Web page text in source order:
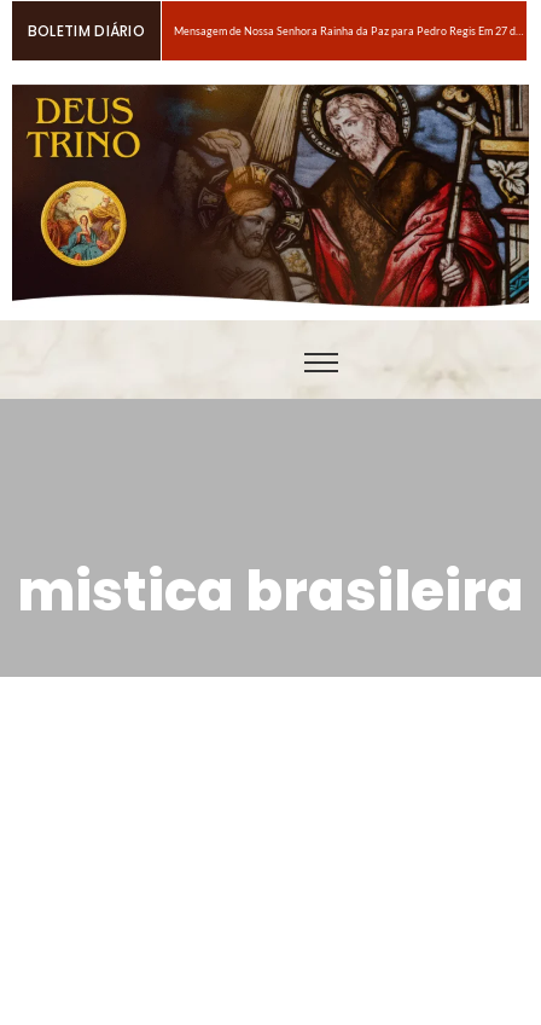
BOLETIM DIÁRIO
6 maneiras fáceis de orar se você estiver espiritualmente cansado
Oração para obter um amor ardente a Nosso Senhor Jesus Cristo
Em breve, grandes provações!Nossa Senhora Rainha do Rosário e da paz para Edson Glauber em 29 de novembro de 2020
Pedro – Escolha sempre a porta estreita
mistica brasileira